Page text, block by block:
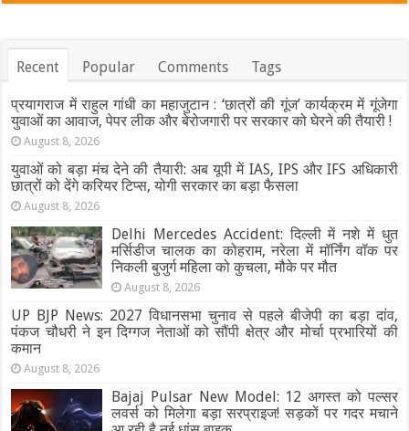
Recent Popular Comments Tags
प्रयागराज में राहुल गांधी का महाजुटान : ‘छात्रों की गूंज’ कार्यक्रम में गूंजेगा
युवाओं का आवाज, पेपर लीक और बेरोजगारी पर सरकार को घेरने की तैयारी !
August 8, 2026
युवाओं को बड़ा मंच देने की तैयारी: अब यूपी में IAS, IPS और IFS अधिकारी
छात्रों को देंगे करियर टिप्स, योगी सरकार का बड़ा फैसला
August 8, 2026
Delhi Mercedes Accident: दिल्ली में नशे में धुत
मर्सिडीज चालक का कोहराम, नरेला में मॉर्निंग वॉक पर
निकली बुजुर्ग महिला को कुचला, मौके पर मौत
August 8, 2026
UP BJP News: 2027 विधानसभा चुनाव से पहले बीजेपी का बड़ा दांव,
पंकज चौधरी ने इन दिग्गज नेताओं को सौंपी क्षेत्र और मोर्चा प्रभारियों की
कमान
August 8, 2026
Bajaj Pulsar New Model: 12 अगस्त को पल्सर
लवर्स को मिलेगा बड़ा सरप्राइज! सड़कों पर गदर मचाने